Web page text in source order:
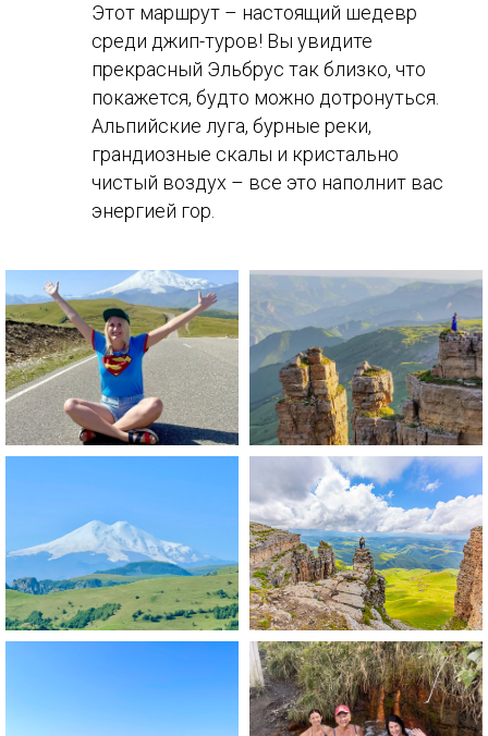
Этот маршрут – настоящий шедевр
среди джип-туров! Вы увидите
прекрасный Эльбрус так близко, что
покажется, будто можно дотронуться.
Альпийские луга, бурные реки,
грандиозные скалы и кристально
чистый воздух – все это наполнит вас
энергией гор.